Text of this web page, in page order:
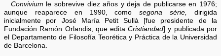
Convivium le sobrevive diez años y deja de publicarse en 1976;
aunque reaparece en 1990, comosegona sèrie, dirigida
inicialmente por José María Petit Sullà [fue presidente de la
Fundación Ramón Orlandis, que editaCristiandad] y publicada por
el Departamento de Filosofía Teorética y Práctica de la Universidad
de Barcelona.